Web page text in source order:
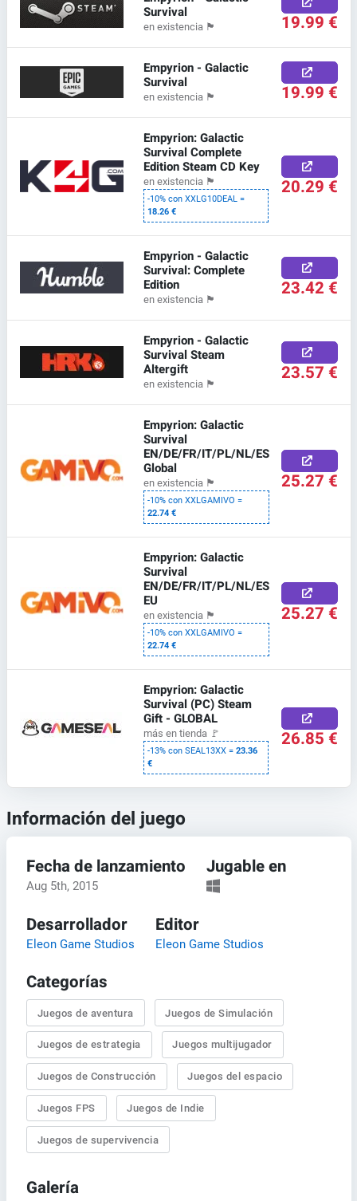
Survival
en existencia 🏴 19.99 €
Empyrion - Galactic
Survival
en existencia 🏴 19.99 €
Empyrion: Galactic
Survival Complete
Edition Steam CD Key
en existencia 🏴
-10% con XXLG10DEAL =
18.26 €
20.29 €
Empyrion - Galactic
Survival: Complete
Edition
en existencia 🏴 23.42 €
Empyrion - Galactic
Survival Steam
Altergift
en existencia 🏴 23.57 €
Empyrion: Galactic
Survival
EN/DE/FR/IT/PL/NL/ES
Global
en existencia 🏴
-10% con XXLGAMIVO =
22.74 €
25.27 €
Empyrion: Galactic
Survival
EN/DE/FR/IT/PL/NL/ES
EU
en existencia 🏴
-10% con XXLGAMIVO =
22.74 €
25.27 €
Empyrion: Galactic
Survival (PC) Steam
Gift - GLOBAL
más en tienda 🚩
-13% con SEAL13XX =23.36
€
26.85 €
Información del juego
Fecha de lanzamiento
Aug 5th, 2015
Jugable en
Desarrollador
Eleon Game Studios
Editor
Eleon Game Studios
Categorías
Juegos de aventura Juegos de Simulación
Juegos de estrategia Juegos multijugador
Juegos de Construcción Juegos del espacio
Juegos FPS Juegos de Indie
Juegos de supervivencia
Galería